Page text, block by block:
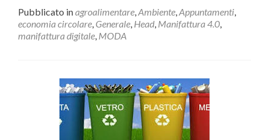
piùECONOMIA
CIRCOLARE:
OLTRE
DI
CONVENIENZA
ECONOMICA
Pubblicato inagroalimentare,Ambiente,Appuntamenti,
economia circolare, Generale, Head, Manifattura 4.0,
manifattura digitale, MODA